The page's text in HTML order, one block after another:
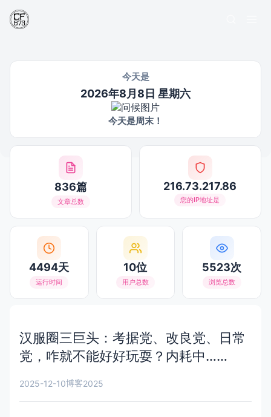
今天是
2026年8月8日 星期六
今天是周末！
836篇
文章总数
216.73.217.86
您的IP地址是
4494天
运行时间
10位
用户总数
5523次
浏览总数
汉服圈三巨头：考据党、改良党、日常
党，咋就不能好好玩耍？内耗中……
2025-12-10博客2025